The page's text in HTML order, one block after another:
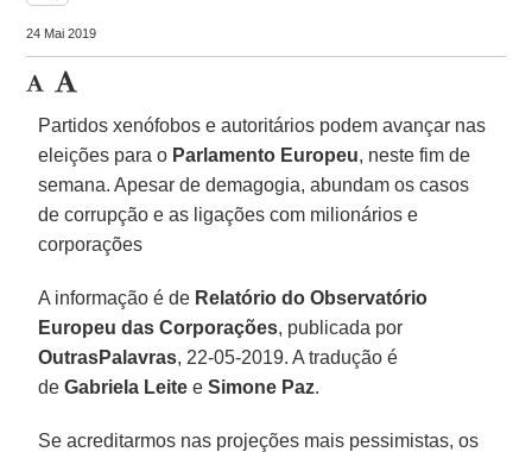
24 Mai 2019
Partidos xenófobos e autoritários podem avançar nas
eleições para o Parlamento Europeu, neste fim de
semana. Apesar de demagogia, abundam os casos
de corrupção e as ligações com milionários e
corporações
A informação é de Relatório do Observatório
Europeu das Corporações, publicada por
OutrasPalavras, 22-05-2019. A tradução é
deGabriela Leite eSimone Paz.
Se acreditarmos nas projeções mais pessimistas, os